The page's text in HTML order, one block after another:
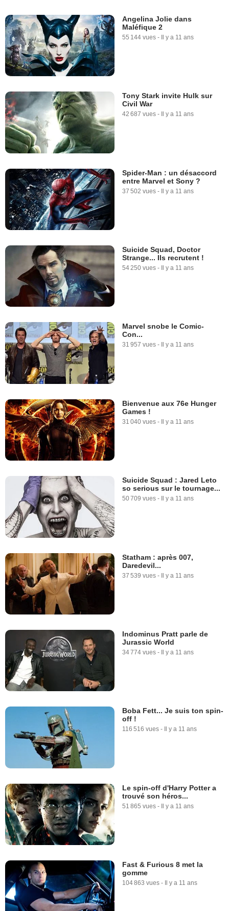
Angelina Jolie dans
Maléfique 2
55 144 vues - Il y a 11 ans
Tony Stark invite Hulk sur
Civil War
42 687 vues - Il y a 11 ans
Spider-Man : un désaccord
entre Marvel et Sony ?
37 502 vues - Il y a 11 ans
Suicide Squad, Doctor
Strange... Ils recrutent !
54 250 vues - Il y a 11 ans
Marvel snobe le Comic-
Con...
31 957 vues - Il y a 11 ans
Bienvenue aux 76e Hunger
Games !
31 040 vues - Il y a 11 ans
Suicide Squad : Jared Leto
so serious sur le tournage...
50 709 vues - Il y a 11 ans
Statham : après 007,
Daredevil...
37 539 vues - Il y a 11 ans
Indominus Pratt parle de
Jurassic World
34 774 vues - Il y a 11 ans
Boba Fett... Je suis ton spin-
off !
116 516 vues - Il y a 11 ans
Le spin-off d'Harry Potter a
trouvé son héros...
51 865 vues - Il y a 11 ans
Fast & Furious 8 met la
gomme
104 863 vues - Il y a 11 ans